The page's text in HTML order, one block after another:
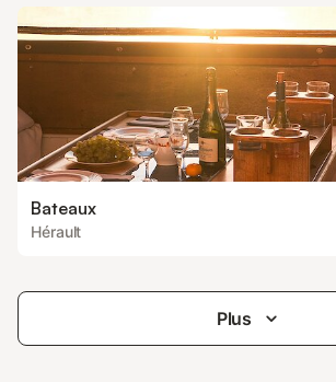
Bateaux
Hérault
Plus